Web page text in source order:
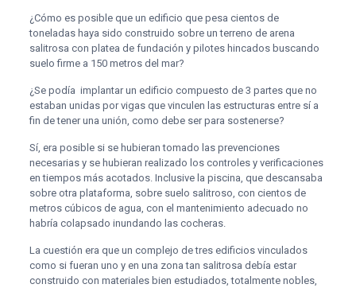
¿Cómo es posible que un edificio que pesa cientos de
toneladas haya sido construido sobre un terreno de arena
salitrosa con platea de fundación y pilotes hincados buscando
suelo firme a 150 metros del mar?
¿Se podía implantar un edificio compuesto de 3 partes que no
estaban unidas por vigas que vinculen las estructuras entre sí a
fin de tener una unión, como debe ser para sostenerse?
Sí, era posible si se hubieran tomado las prevenciones
necesarias y se hubieran realizado los controles y verificaciones
en tiempos más acotados. Inclusive la piscina, que descansaba
sobre otra plataforma, sobre suelo salitroso, con cientos de
metros cúbicos de agua, con el mantenimiento adecuado no
habría colapsado inundando las cocheras.
La cuestión era que un complejo de tres edificios vinculados
como si fueran uno y en una zona tan salitrosa debía estar
construido con materiales bien estudiados, totalmente nobles,